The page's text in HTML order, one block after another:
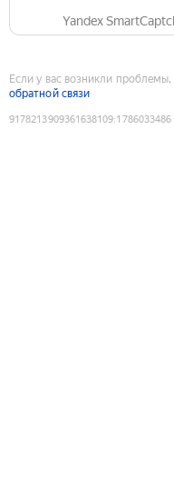
Yandex
Если у вас возникли
обратной связи
9178213909361638109:1786033486